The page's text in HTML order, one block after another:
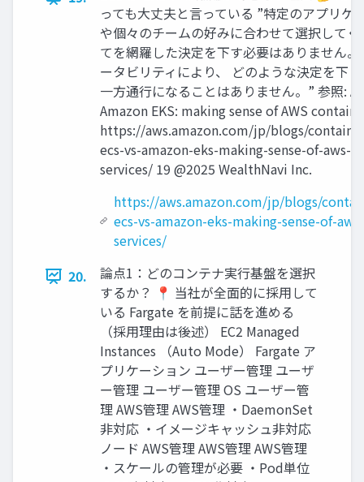
っても⼤丈夫と⾔っている ”特定のアプリケ
や個々のチームの好みに合わせて選択して
てを網羅した決定を下す必要はありません
ータビリティにより、 どのような決定を下
⼀⽅通⾏になることはありません。” 参照:
Amazon EKS: making sense of AWS
https://aws.amazon.com/jp/blogs/
ecs-vs-amazon-eks-making-sense-of-aws-
services/ 19 @2025 WealthNavi Inc.
https://aws.amazon.com/jp/blogs/
ecs-vs-amazon-eks-making-sense-of-
services/
20.
論点1：どのコンテナ実⾏基盤を選択
するか？ 📍 当社が全⾯的に採⽤して
いる Fargate を前提に話を進める
（採⽤理由は後述） EC2 Managed
Instances （Auto Mode） Fargate ア
プリケーション ユーザー管理 ユーザ
ー管理 ユーザー管理 OS ユーザー管
理 AWS管理 AWS管理 ・DaemonSet
非対応 ・イメージキャッシュ非対応
ノード AWS管理 AWS管理 AWS管理
・スケールの管理が必要 ・Pod単位